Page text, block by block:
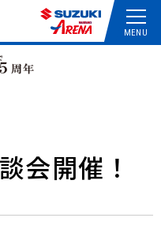
会開催！